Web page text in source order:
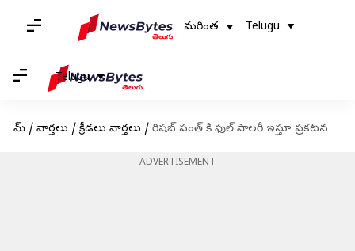
మరింత Telugu
Telugu
హోమ్ / వార్తలు / క్రీడలు వార్తలు / రిషబ్ పంత్ కి ఫుల్ సాలరీ ఇస్తూ ప్రకటన
ADVERTISEMENT